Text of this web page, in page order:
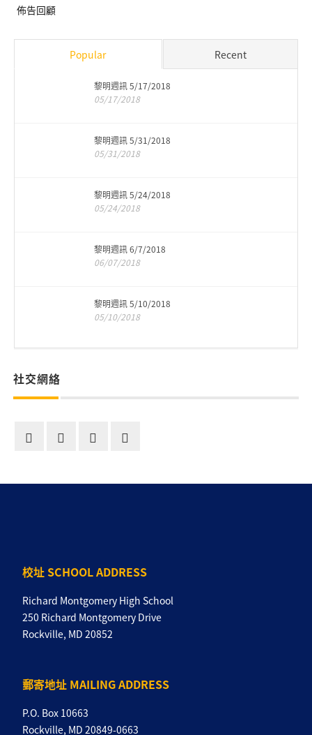
佈告回顧
Popular Recent
黎明週訊 5/17/2018
05/17/2018
黎明週訊 5/31/2018
05/31/2018
黎明週訊 5/24/2018
05/24/2018
黎明週訊 6/7/2018
06/07/2018
黎明週訊 5/10/2018
05/10/2018
社交網絡
校址 SCHOOL ADDRESS
Richard Montgomery High School
250 Richard Montgomery Drive
Rockville, MD 20852
郵寄地址 MAILING ADDRESS
P.O. Box 10663
Rockville, MD 20849-0663